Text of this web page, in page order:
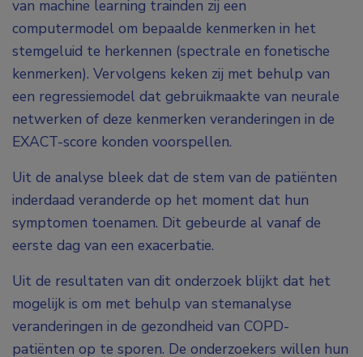
van machine learning trainden zij een
computermodel om bepaalde kenmerken in het
stemgeluid te herkennen (spectrale en fonetische
kenmerken). Vervolgens keken zij met behulp van
een regressiemodel dat gebruikmaakte van neurale
netwerken of deze kenmerken veranderingen in de
EXACT-score konden voorspellen.
Uit de analyse bleek dat de stem van de patiënten
inderdaad veranderde op het moment dat hun
symptomen toenamen. Dit gebeurde al vanaf de
eerste dag van een exacerbatie.
Uit de resultaten van dit onderzoek blijkt dat het
mogelijk is om met behulp van stemanalyse
veranderingen in de gezondheid van COPD-
patiënten op te sporen. De onderzoekers willen hun